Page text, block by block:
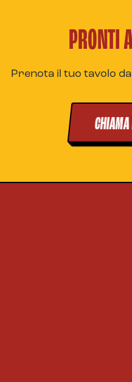
PRONTI
Prenota il tuo tavolo
CHIAMA